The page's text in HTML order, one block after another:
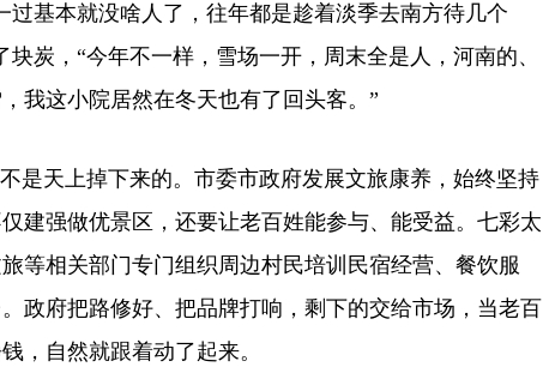
过基本就没啥人了，往年都是趁着淡季去南方待几个
块炭，“今年不一样，雪场一开，周末全是人，河南的、
我这小院居然在冬天也有了回头客。”
是天上掉下来的。市委市政府发展文旅康养，始终坚持
建强做优景区，还要让老百姓能参与、能受益。七彩太
等相关部门专门组织周边村民培训民宿经营、餐饮服
政府把路修好、把品牌打响，剩下的交给市场，当老百
，自然就跟着动了起来。